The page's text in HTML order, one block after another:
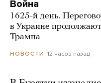
Война
1625-й день.
в Украине
Трампа
НОВОСТИ 12 часов назад